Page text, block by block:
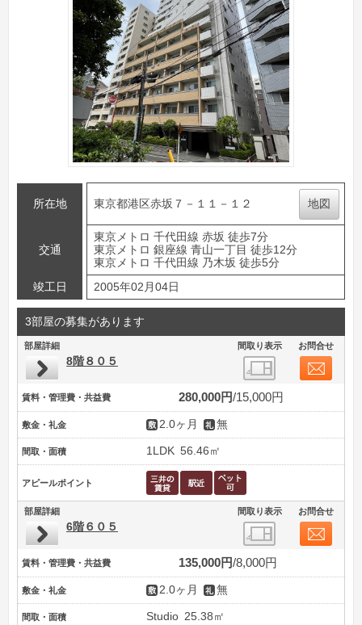
所在地 東京都港区赤坂７－１１－１２ 地図
交通
東京メトロ 千代田線 赤坂 徒歩7分
東京メトロ 銀座線 青山一丁目 徒歩12分
東京メトロ 千代田線 乃木坂 徒歩5分
竣工日
2005年02月04日
3部屋の募集があります
部屋詳細 間取り表示 お問合せ
8階８０５
賃料・管理費・共益費 280,000円 15,000円
敷金・礼金 2.0ヶ月 無
間取・面積 1LDK 56.46㎡
アピールポイント
部屋詳細 間取り表示 お問合せ
6階６０５
賃料・管理費・共益費 135,000円 8,000円
敷金・礼金 2.0ヶ月 無
間取・面積 Studio 25.38㎡